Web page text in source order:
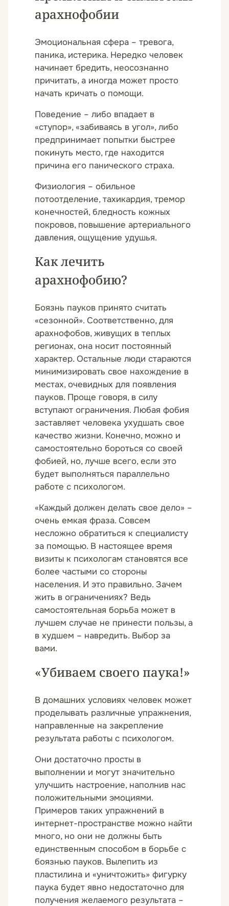
арахнофобии
Эмоциональная сфера – тревога,
паника, истерика. Нередко человек
начинает бредить, неосознанно
причитать, а иногда может просто
начать кричать о помощи.
Поведение – либо впадает в
«ступор», «забиваясь в угол», либо
предпринимает попытки быстрее
покинуть место, где находится
причина его панического страха.
Физиология – обильное
потоотделение, тахикардия, тремор
конечностей, бледность кожных
покровов, повышение артериального
давления, ощущение удушья.
Как лечить
арахнофобию?
Боязнь пауков принято считать
«сезонной». Соответственно, для
арахнофобов, живущих в теплых
регионах, она носит постоянный
характер. Остальные люди стараются
минимизировать свое нахождение в
местах, очевидных для появления
пауков. Проще говоря, в силу
вступают ограничения. Любая фобия
заставляет человека ухудшать свое
качество жизни. Конечно, можно и
самостоятельно бороться со своей
фобией, но, лучше всего, если это
будет выполняться параллельно
работе с психологом.
«Каждый должен делать свое дело» –
очень емкая фраза. Совсем
несложно обратиться к специалисту
за помощью. В настоящее время
визиты к психологам становятся все
более частыми со стороны
населения. И это правильно. Зачем
жить в ограничениях? Ведь
самостоятельная борьба может в
лучшем случае не принести пользы, а
в худшем – навредить. Выбор за
вами.
«Убиваем своего паука!»
В домашних условиях человек может
проделывать различные упражнения,
направленные на закрепление
результата работы с психологом.
Они достаточно просты в
выполнении и могут значительно
улучшить настроение, наполнив нас
положительными эмоциями.
Примеров таких упражнений в
интернет-пространстве можно найти
много, но они не должны быть
единственным способом в борьбе с
боязнью пауков. Вылепить из
пластилина и «уничтожить» фигурку
паука будет явно недостаточно для
получения желаемого результата –